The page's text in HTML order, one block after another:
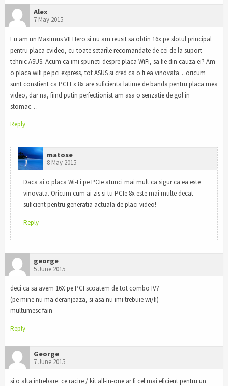
Alex
7 May 2015
Eu am un Maximus VII Hero si nu am reusit sa obtin 16x pe slotul principal
pentru placa cvideo, cu toate setarile recomandate de cei de la suport
tehnic ASUS. Acum ca imi spuneti despre placa WiFi, sa fie din cauza ei? Am
o placa wifi pe pci express, tot ASUS si cred ca o fi ea vinovata…oricum
sunt constient ca PCI Ex 8x are suficienta latime de banda pentru placa mea
video, dar na, fiind putin perfectionist am asa o senzatie de gol in
stomac…
Reply
matose
8 May 2015
Daca ai o placa Wi-Fi pe PCIe atunci mai mult ca sigur ca ea este
vinovata. Oricum cum ai zis si tu PCIe 8x este mai multe decat
suficient pentru generatia actuala de placi video!
Reply
george
5 June 2015
deci ca sa avem 16X pe PCI scoatem de tot combo IV?
(pe mine nu ma deranjeaza, si asa nu imi trebuie wi/fi)
multumesc fain
Reply
George
7 June 2015
si o alta intrebare: ce racire / kit all-in-one ar fi cel mai eficient pentru un